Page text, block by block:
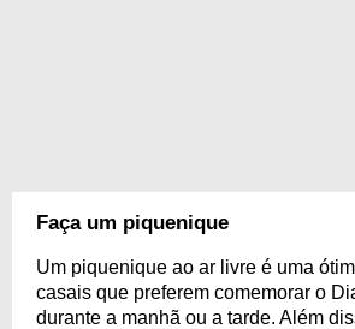
Faça um piquenique
Um piquenique ao ar livre é uma
casais que preferem comemorar o
durante a manhã ou a tarde. Além